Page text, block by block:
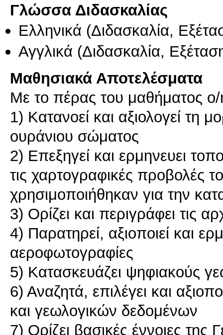
Γλώσσα Διδασκαλίας
Ελληνικά (Διδασκαλία,
Αγγλικά (Διδασκαλία,
Μαθησιακά Αποτελέσματα
Με το πέρας του μαθήματος ο/
1) Κατανοεί και αξιολογεί τη
ουράνιου σώματος
2) Επεξηγεί και ερμηνευει
τις χαρτογραφικές προβολές
χρησιμοποιήθηκαν για την
3) Ορίζει και περιγράφει τις
4) Παρατηρεί, αξιοποιεί και
αεροφωτογραφίες
5) Κατασκευάζει ψηφιακούς
6) Αναζητά, επιλέγει και
και γεωλογικών δεδομένων
7) Ορίζει βασικές έννοιες